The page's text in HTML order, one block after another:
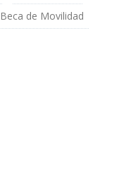
Beca de Movilidad